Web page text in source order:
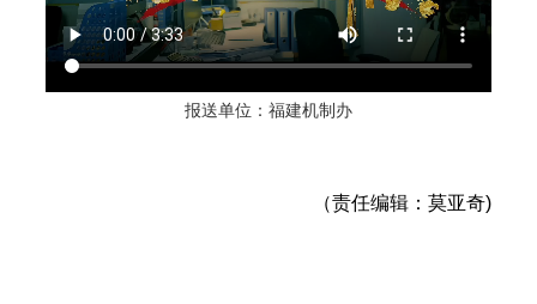
报送单位：福建机制办
（责任编辑：莫亚奇)